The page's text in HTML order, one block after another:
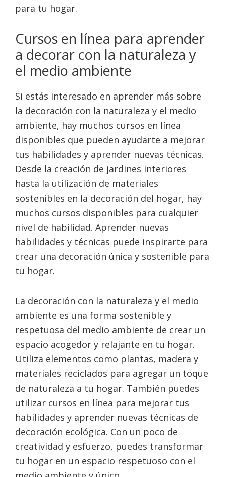
para tu hogar.
Cursos en línea para aprender
a decorar con la naturaleza y
el medio ambiente
Si estás interesado en aprender más sobre
la decoración con la naturaleza y el medio
ambiente, hay muchos cursos en línea
disponibles que pueden ayudarte a mejorar
tus habilidades y aprender nuevas técnicas.
Desde la creación de jardines interiores
hasta la utilización de materiales
sostenibles en la decoración del hogar, hay
muchos cursos disponibles para cualquier
nivel de habilidad. Aprender nuevas
habilidades y técnicas puede inspirarte para
crear una decoración única y sostenible para
tu hogar.
La decoración con la naturaleza y el medio
ambiente es una forma sostenible y
respetuosa del medio ambiente de crear un
espacio acogedor y relajante en tu hogar.
Utiliza elementos como plantas, madera y
materiales reciclados para agregar un toque
de naturaleza a tu hogar. También puedes
utilizar cursos en línea para mejorar tus
habilidades y aprender nuevas técnicas de
decoración ecológica. Con un poco de
creatividad y esfuerzo, puedes transformar
tu hogar en un espacio respetuoso con el